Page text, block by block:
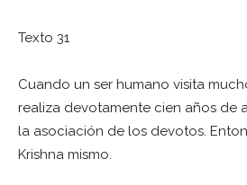
Texto 31
Cuando un ser humano visita
realiza devotamente cien años de
la asociación de los devotos.
Krishna mismo.